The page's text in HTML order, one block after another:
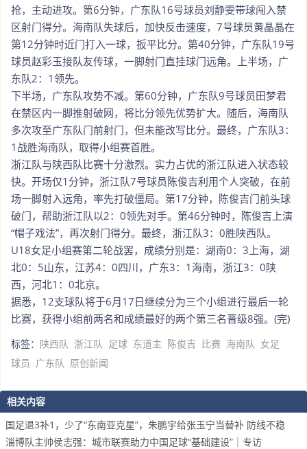
抢，主动进攻。第6分钟，广东队16号球员刘静雯带球闯入禁
区射门得分。海南队失球后，加快反击速度，7号球员黄晶晶在
第12分钟时近门打入一球，扳平比分。第40分钟，广东队19号
球员赵彩玉接队友传球，一脚射门直挂球门远角。上半场，广
东队2：1领先。
下半场，广东队攻势不减。第60分钟，广东队9号球员田梦君
在禁区内一脚推射破网，将比分领先优势扩大。随后，海南队
多次攻至广东队门前射门，但未能改写比分。最终，广东队3：
1战胜海南队，取得小组赛首胜。
浙江队与陕西队比赛十分激烈。实力占优的浙江队进入状态较
快。开场仅1分钟，浙江队7号球员陈俊吉利用个人突破，在前
场一脚射入远角，率先打破僵局。第17分钟，陈俊吉门前头球
破门，帮助浙江队以2：0领先对手。第46分钟时，陈俊吉上演
“帽子戏法”，再次射门得分。最终，浙江队3：0胜陕西队。
U18女足小组赛第二轮战罢，成绩分别是：湖南0：3上海，湖
北0：5山东，江苏4：0四川，广东3：1海南，浙江3：0陕
西，河北1：0北京。
据悉，12支球队将于6月17日继续分为三个小组进行最后一轮
比赛，获得小组前两名和成绩最好的两个第三名晋级8强。(完)
标签： 陕西队 浙江队 足球 东道主 陈俊吉 比赛 海南队 女足
球员 广东队 原创新闻
相关内容
国足退3补1，少了“东南亚克星”，朱鹏宇给张玉宁当替补 防线不稳
淄博队主帅侯志强：城市联赛助力中国足球“基础建设”｜专访